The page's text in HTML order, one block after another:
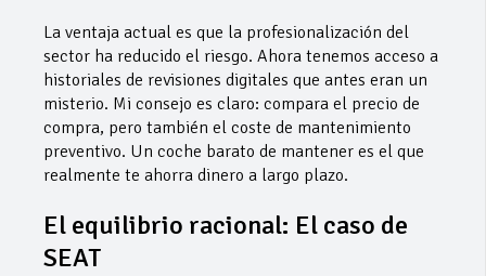
​La ventaja actual es que la profesionalización del
sector ha reducido el riesgo. Ahora tenemos acceso a
historiales de revisiones digitales que antes eran un
misterio. Mi consejo es claro: compara el precio de
compra, pero también el coste de mantenimiento
preventivo. Un coche barato de mantener es el que
realmente te ahorra dinero a largo plazo.
​El equilibrio racional: El caso de
SEAT